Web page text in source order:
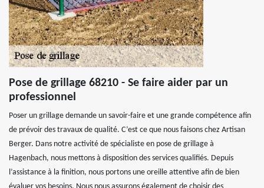
Pose de grillage 68210 - Se faire aider par un
professionnel
Poser un grillage demande un savoir-faire et une grande compétence afin
de prévoir des travaux de qualité. C’est ce que nous faisons chez Artisan
Berger. Dans notre activité de spécialiste en pose de grillage à
Hagenbach, nous mettons à disposition des services qualifiés. Depuis
l’assistance à la finition, nous portons une oreille attentive afin de bien